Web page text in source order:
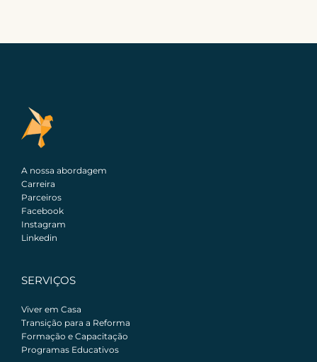
A nossa abordagem
Carreira
Parceiros
Facebook
Instagram
Linkedin
SERVIÇOS
Viver em Casa
Transição para a Reforma
Formação e Capacitação
Programas Educativos